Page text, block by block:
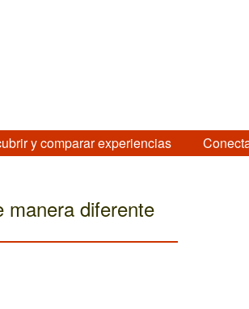
y comparar experiencias
manera diferente